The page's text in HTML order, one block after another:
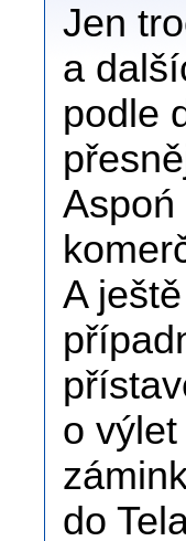
Jen
a
podle
Aspoń
A
o
do